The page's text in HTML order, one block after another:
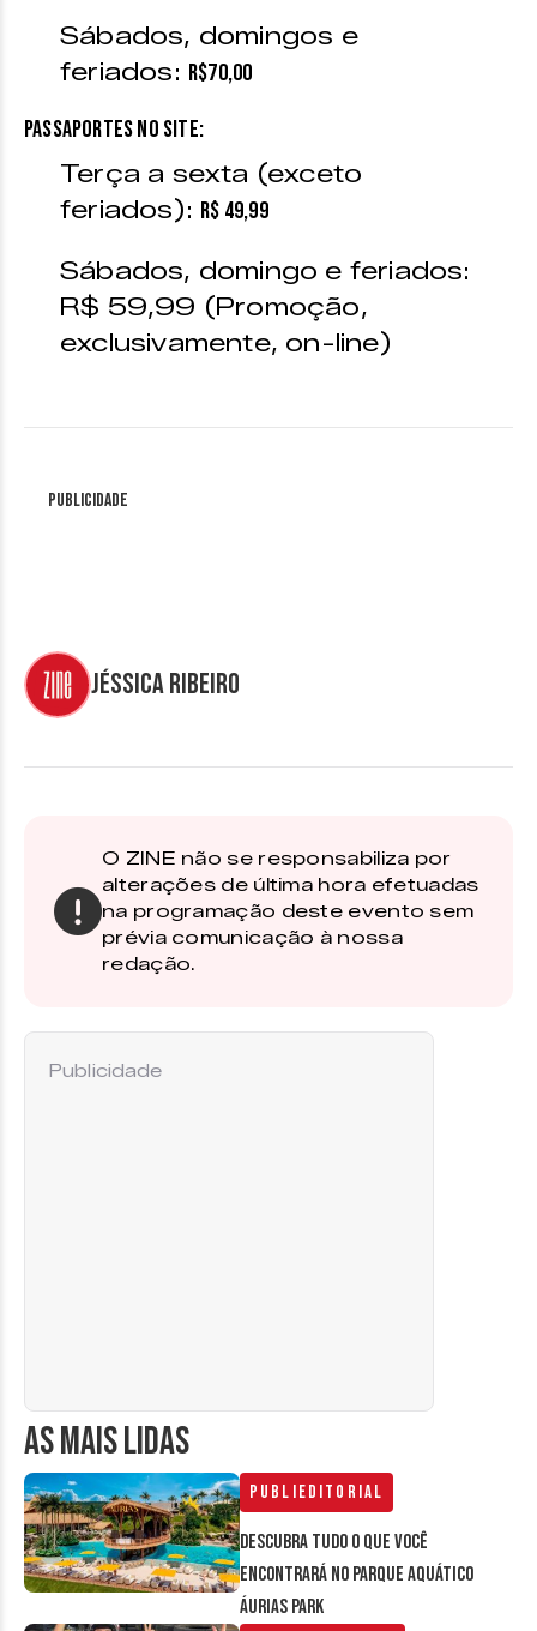
Sábados, domingos e
feriados: R$70,00
PASSAPORTES NO SITE:
Terça a sexta (exceto
feriados): R$ 49,99
Sábados, domingo e feriados:
R$ 59,99 (Promoção,
exclusivamente, on-line)
Publicidade
Jéssica Ribeiro
O ZINE não se responsabiliza por
alterações de última hora efetuadas
na programação deste evento sem
prévia comunicação à nossa
redação.
AS MAIS LIDAS
Publieditorial
Descubra tudo o que você
encontrará no parque aquático
Áurias Park
Publicidade